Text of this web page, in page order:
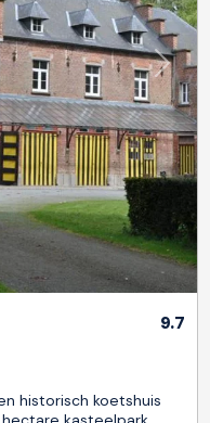
Next
9.7
historisch koetshuis